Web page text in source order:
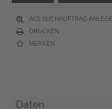
ALS SUCHAUFTRAG
DRUCKEN
MERKEN
Daten